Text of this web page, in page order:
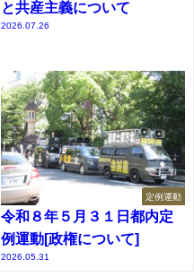
と共産主義について
2026.07.26
定例運動
令和８年５月３１日都内定
例運動[政権について]
2026.05.31